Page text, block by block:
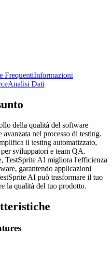
FrequentiInformazioni
Analisi Dati
della qualità del software
nel processo di testing.
il testing automatizzato,
sviluppatori e team QA.
TestSprite AI migliora l'efficienza
garantendo applicazioni
AI può trasformare il tuo
la qualità del tuo prodotto.